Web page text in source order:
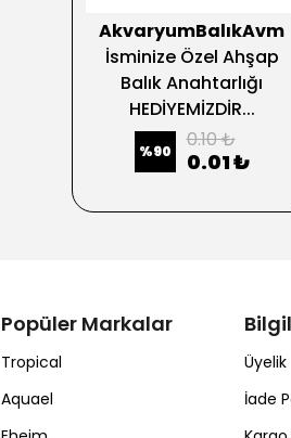
AkvaryumBalıkAvm
İsminize Özel Ahşap
Balık Anahtarlığı
HEDİYEMİZDİR...
%90 0.10 ₺
0.01 ₺
Popüler Markalar
Tropical
Aquael
Üyelik
İade